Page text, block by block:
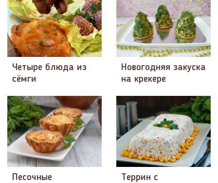
Четыре блюда из
сёмги
Новогодняя закуска
на крекере
Песочные
Террин с